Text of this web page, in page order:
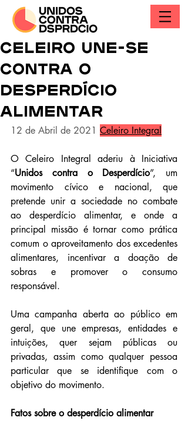
Celeiro Une-se
Contra o
Desperdício
Alimentar
12 de Abril de 2021 Celeiro Integral
O Celeiro Integral aderiu à Iniciativa
“Unidos contra o Desperdício”, um
movimento cívico e nacional, que
pretende unir a sociedade no combate
ao desperdício alimentar, e onde a
principal missão é tornar como prática
comum o aproveitamento dos excedentes
alimentares, incentivar a doação de
sobras e promover o consumo
responsável.
Uma campanha aberta ao público em
geral, que une empresas, entidades e
intuições, quer sejam públicas ou
privadas, assim como qualquer pessoa
particular que se identifique com o
objetivo do movimento.
Fatos sobre o desperdício alimentar